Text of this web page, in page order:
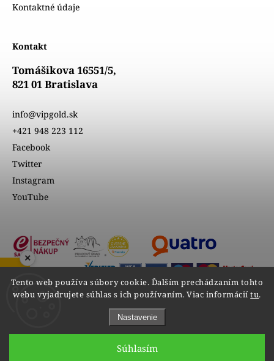
Tento web používa súbory cookie. Ďalším prechádzaním tohto
webu vyjadrujete súhlas s ich používaním. Viac informáciítu.
Nastavenie
Súhlasím
Kontaktné údaje
Kontakt
Tomášikova 16551/5,
821 01 Bratislava
info@vipgold.sk
+421 948 223 112
Facebook
Twitter
Instagram
YouTube
ZOBRAZIŤ RECENZIE
×